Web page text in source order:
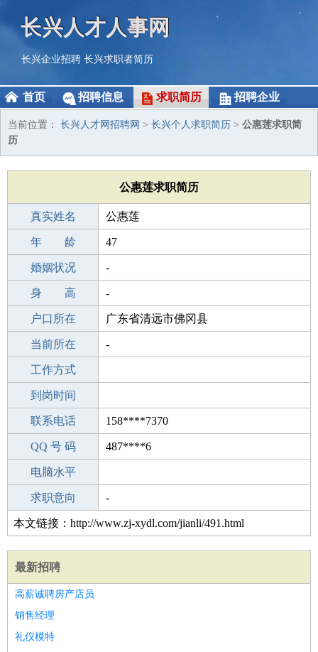
长兴人才人事网
长兴企业招聘 长兴求职者简历
首页 招聘信息 求职简历 招聘企业
当前位置： 长兴人才网招聘网 > 长兴个人求职简历 > 公惠莲求职简
历
公惠莲求职简历
真实姓名 公惠莲
性 别 女
年 龄 47
出生年月 1979-10-16
婚姻状况 -
学 历 高中
身 高 -
毕业学校 西北中学(高中部)
户口所在 广东省清远市佛冈县
所学专业 -
当前所在 -
工作经验
工作方式
驾 照
到岗时间
期望月薪
联系电话 158****7370
手机号码 158****7370
QQ 号 码 487****6
微信号码
电脑水平
外语水平
求职意向 -
本文链接：http://www.zj-xydl.com/jianli/491.html
最新招聘
高薪诚聘房产店员
销售经理
礼仪模特